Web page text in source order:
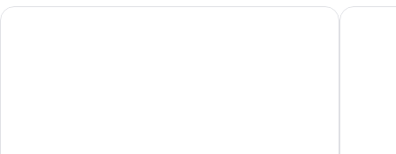
Hotel A'mare Hotel